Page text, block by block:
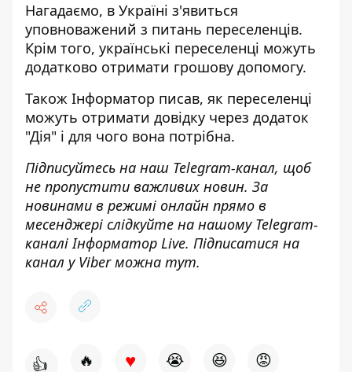
Нагадаємо, в Україні з'явиться
уповноважений з питань переселенців.
Крім того, українські переселенці можуть
додатково отримати грошову допомогу.
Також Інформатор писав, як переселенці
можуть отримати довідку через додаток
"Дія" і для чого вона потрібна.
Підписуйтесь на наш Telegram-канал, щоб
не пропустити важливих новин. За
новинами в режимі онлайн прямо в
месенджері слідкуйте на нашому Telegram-
каналіІнформатор Live. Підписатися на
канал у Viber можна тут.
👍 🔥 ♥ 😭 😆 😡